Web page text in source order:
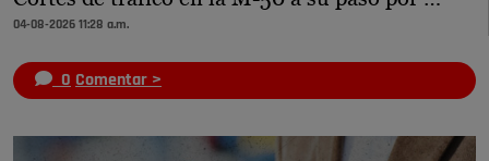
04-08-2026 11:28 a.m.
0 Comentar >